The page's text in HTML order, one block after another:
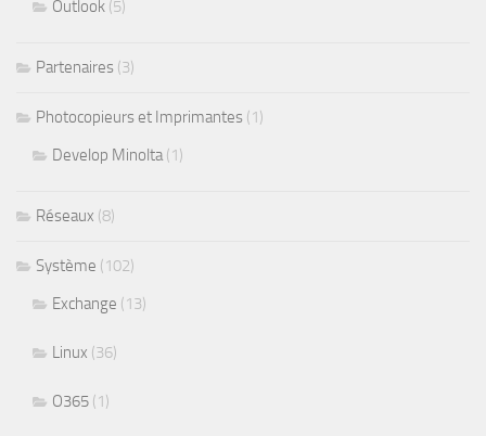
Outlook (5)
Partenaires (3)
Photocopieurs et Imprimantes (1)
Develop Minolta(1)
Réseaux (8)
Système (102)
Exchange (13)
Linux (36)
O365 (1)